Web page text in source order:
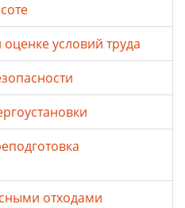
условий труда
отходами